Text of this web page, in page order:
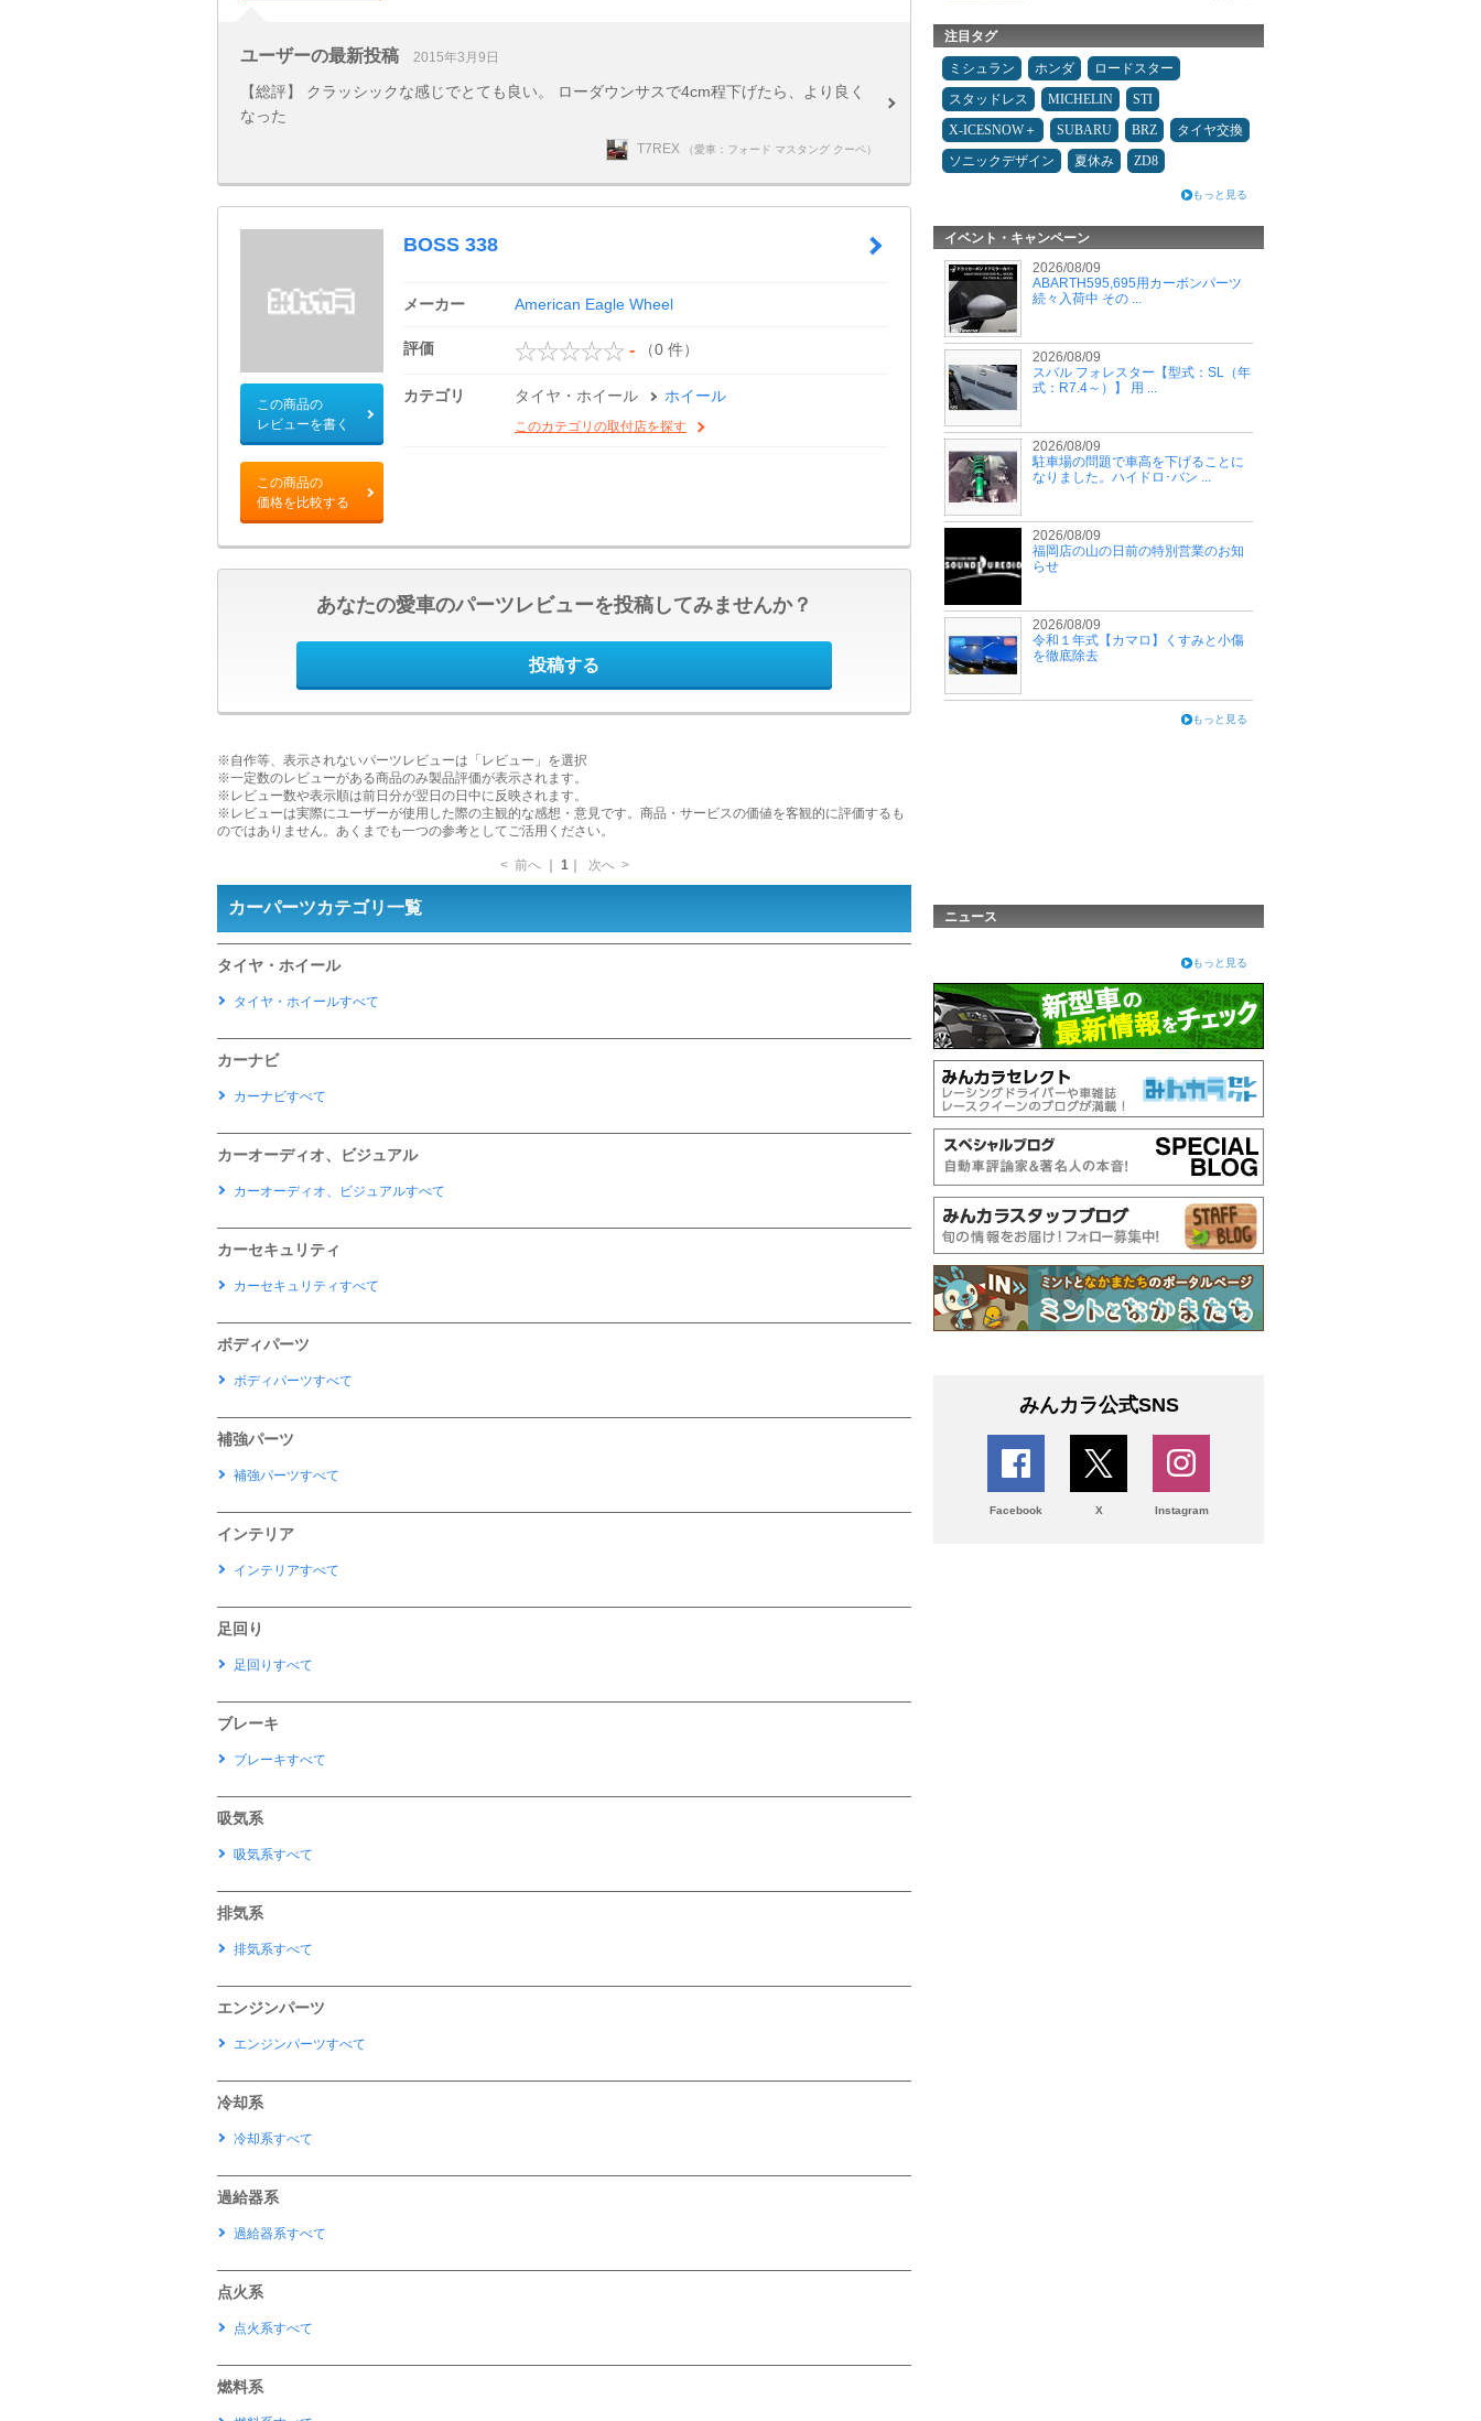
ユーザーの最新投稿 2015年3月9日
【総評】 クラッシックな感じでとても良い。 ローダウンサスで4cm程下げたら、より良く
なった
T7REX （愛車：フォード マスタング クーペ）
この商品の
レビューを書く
この商品の
価格を比較する
BOSS 338
メーカー American Eagle Wheel
評価 - （0 件）
カテゴリ タイヤ・ホイール ホイール
このカテゴリの取付店を探す
あなたの愛車のパーツレビューを投稿してみませんか？
投稿する
※自作等、表示されないパーツレビューは「レビュー」を選択
※一定数のレビューがある商品のみ製品評価が表示されます。
※レビュー数や表示順は前日分が翌日の日中に反映されます。
※レビューは実際にユーザーが使用した際の主観的な感想・意見です。商品・サービスの価値を客観的に評価するも
のではありません。あくまでも一つの参考としてご活用ください。
< 前へ 1｜ 次へ >
カーパーツカテゴリ一覧
タイヤ・ホイール
タイヤ・ホイールすべて
カーナビ
カーナビすべて
カーオーディオ、ビジュアル
カーオーディオ、ビジュアルすべて
カーセキュリティ
カーセキュリティすべて
ボディパーツ
ボディパーツすべて
補強パーツ
補強パーツすべて
インテリア
インテリアすべて
足回り
足回りすべて
ブレーキ
ブレーキすべて
吸気系
吸気系すべて
排気系
排気系すべて
エンジンパーツ
エンジンパーツすべて
冷却系
冷却系すべて
過給器系
過給器系すべて
点火系
点火系すべて
燃料系
注目タグ
ミシュラン ホンダ
ロードスター
スタッドレス
MICHELIN
STI
X-ICESNOW＋
SUBARU BRZ
タイヤ交換
ソニックデザイン
夏休み ZD8
もっと見る
イベント・キャンペーン
2026/08/09
ABARTH595,695用カーボンパーツ
続々入荷中 その ...
2026/08/09
スバル フォレスター【型式：SL（年
式：R7.4～）】 用 ...
2026/08/09
駐車場の問題で車高を下げることに
なりました。ハイドロ･バン ...
2026/08/09
福岡店の山の日前の特別営業のお知
らせ
2026/08/09
令和１年式【カマロ】くすみと小傷
を徹底除去
もっと見る
ニュース
もっと見る
みんカラ公式SNS
Facebook X Instagram